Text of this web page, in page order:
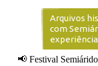
Arquivos
com
📢 Festival